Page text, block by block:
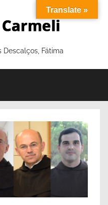
Fátima
Translate »